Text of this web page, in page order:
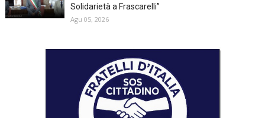
Solidarietà a Frascarelli”
Agu 05, 2026